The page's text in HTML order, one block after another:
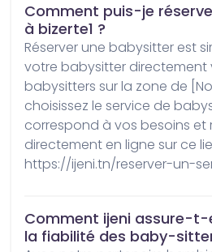
Comment puis-je
à bizerte1 ?
Réserver une babysitter est simple : contactez
votre babysitter directement
babysitters sur la zone de
choisissez le service de
correspond à vos besoins et
directement en ligne sur ce
https://ijeni.tn/reserver-un-
Comment ijeni assure-t-
la fiabilité des baby-